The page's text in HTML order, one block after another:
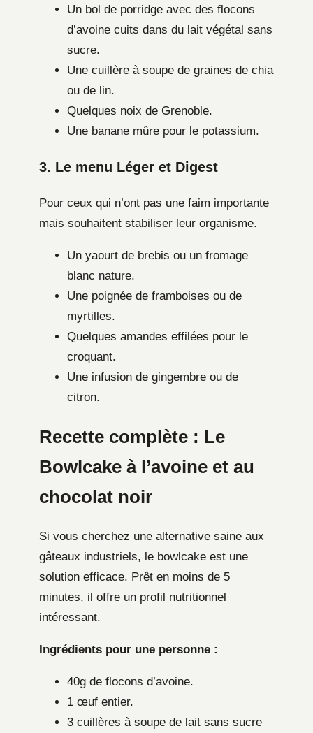
Un bol de porridge avec des flocons
d’avoine cuits dans du lait végétal sans
sucre.
Une cuillère à soupe de graines de chia
ou de lin.
Quelques noix de Grenoble.
Une banane mûre pour le potassium.
3. Le menu Léger et Digest
Pour ceux qui n’ont pas une faim importante
mais souhaitent stabiliser leur organisme.
Un yaourt de brebis ou un fromage
blanc nature.
Une poignée de framboises ou de
myrtilles.
Quelques amandes effilées pour le
croquant.
Une infusion de gingembre ou de
citron.
Recette complète : Le
Bowlcake à l’avoine et au
chocolat noir
Si vous cherchez une alternative saine aux
gâteaux industriels, le bowlcake est une
solution efficace. Prêt en moins de 5
minutes, il offre un profil nutritionnel
intéressant.
Ingrédients pour une personne :
40g de flocons d’avoine.
1 œuf entier.
3 cuillères à soupe de lait sans sucre